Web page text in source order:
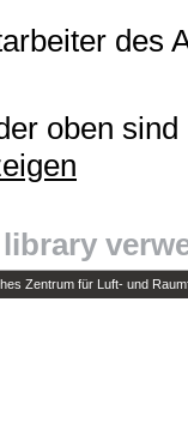
des
oben
Zentrum für Luft- und